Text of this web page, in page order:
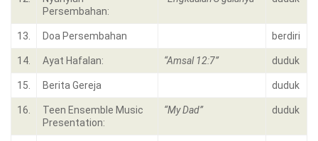
Persembahan:
13. Doa Persembahan berdiri
14. Ayat Hafalan: “Amsal 12:7” duduk
15. Berita Gereja duduk
16.
Teen Ensemble Music
Presentation:
“My Dad” duduk